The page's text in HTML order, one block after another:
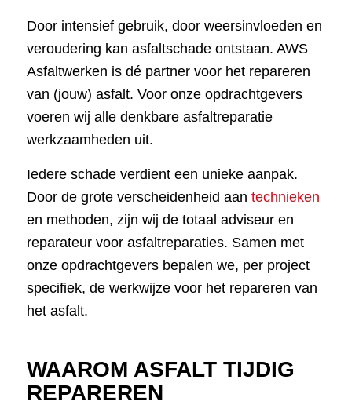
Door intensief gebruik, door weersinvloeden en
veroudering kan asfaltschade ontstaan. AWS
Asfaltwerken is dé partner voor het repareren
van (jouw) asfalt. Voor onze opdrachtgevers
voeren wij alle denkbare asfaltreparatie
werkzaamheden uit.
Iedere schade verdient een unieke aanpak.
Door de grote verscheidenheid aan technieken
en methoden, zijn wij de totaal adviseur en
reparateur voor asfaltreparaties. Samen met
onze opdrachtgevers bepalen we, per project
specifiek, de werkwijze voor het repareren van
het asfalt.
WAAROM ASFALT TIJDIG
REPAREREN